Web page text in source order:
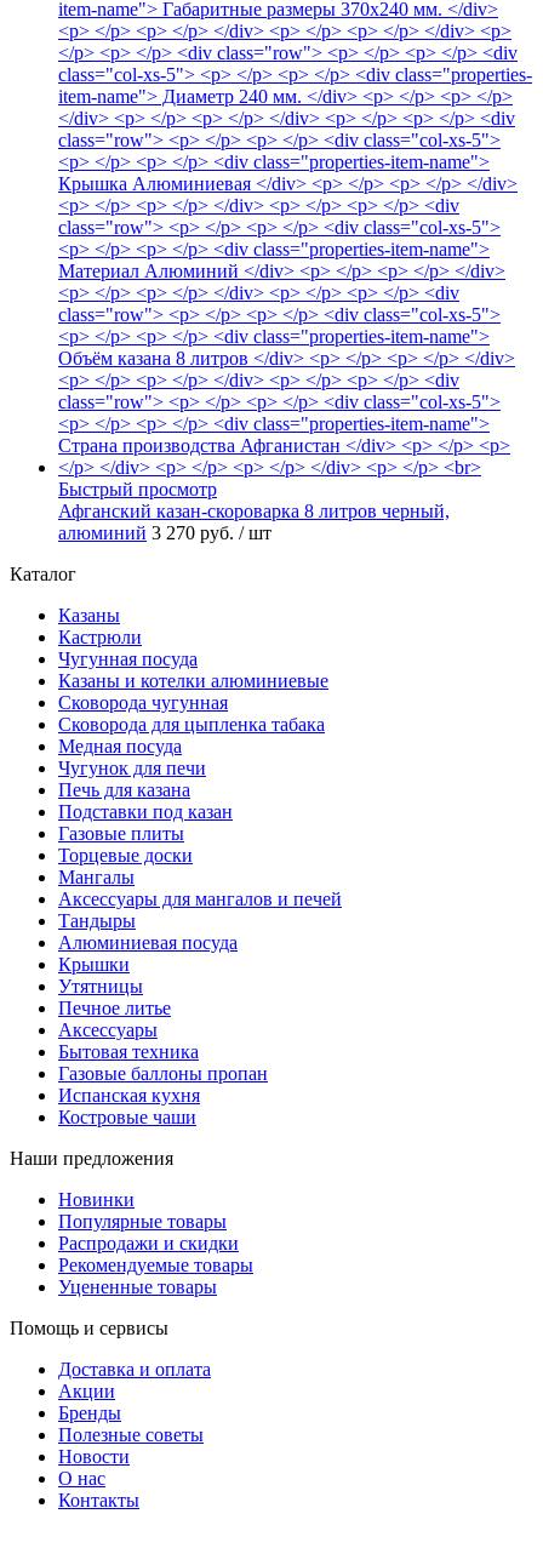
Быстрый просмотр
Афганский казан-скороварка 8 литров черный,
алюминий 3 270 руб. / шт
Каталог
Казаны
Кастрюли
Чугунная посуда
Казаны и котелки алюминиевые
Сковорода чугунная
Сковорода для цыпленка табака
Медная посуда
Чугунок для печи
Печь для казана
Подставки под казан
Газовые плиты
Торцевые доски
Мангалы
Аксессуары для мангалов и печей
Тандыры
Алюминиевая посуда
Крышки
Утятницы
Печное литье
Аксессуары
Бытовая техника
Газовые баллоны пропан
Испанская кухня
Костровые чаши
Наши предложения
Новинки
Популярные товары
Распродажи и скидки
Рекомендуемые товары
Уцененные товары
Помощь и сервисы
Доставка и оплата
Акции
Бренды
Полезные советы
Новости
О нас
Контакты